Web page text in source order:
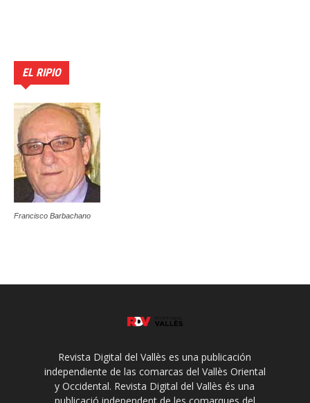
EL RIPIO
Francisco Barbachano
Revista Digital del Vallès es una publicación
independiente de las comarcas del Vallès Oriental
y Occidental. Revista Digital del Vallès és una